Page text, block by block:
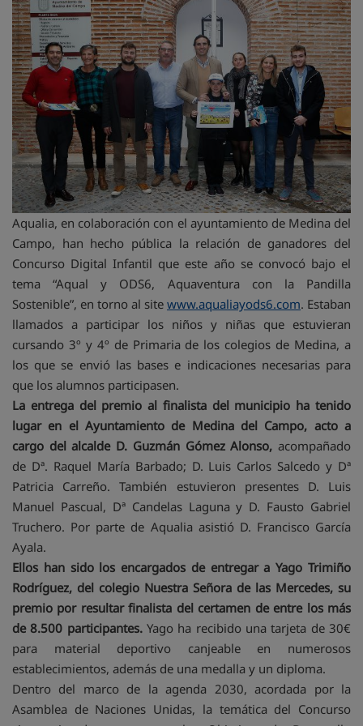
Aqualia, en colaboración con el ayuntamiento de Medina del
Campo, han hecho pública la relación de ganadores del
Concurso Digital Infantil que este año se convocó bajo el
tema “Aqual y ODS6, Aquaventura con la Pandilla
Sostenible”, en torno al site www.aqualiayods6.com. Estaban
llamados a participar los niños y niñas que estuvieran
cursando 3º y 4º de Primaria de los colegios de Medina, a
los que se envió las bases e indicaciones necesarias para
que los alumnos participasen.
La entrega del premio al finalista del municipio ha tenido
lugar en el Ayuntamiento de Medina del Campo, acto a
cargo del alcalde D. Guzmán Gómez Alonso, acompañado
de Dª. Raquel María Barbado; D. Luis Carlos Salcedo y Dª
Patricia Carreño. También estuvieron presentes D. Luis
Manuel Pascual, Dª Candelas Laguna y D. Fausto Gabriel
Truchero. Por parte de Aqualia asistió D. Francisco García
Ayala.
Ellos han sido los encargados de entregar a Yago Trimiño
Rodríguez, del colegio Nuestra Señora de las Mercedes, su
premio por resultar finalista del certamen de entre los más
de 8.500 participantes. Yago ha recibido una tarjeta de 30€
para material deportivo canjeable en numerosos
establecimientos, además de una medalla y un diploma.
Dentro del marco de la agenda 2030, acordada por la
Asamblea de Naciones Unidas, la temática del Concurso